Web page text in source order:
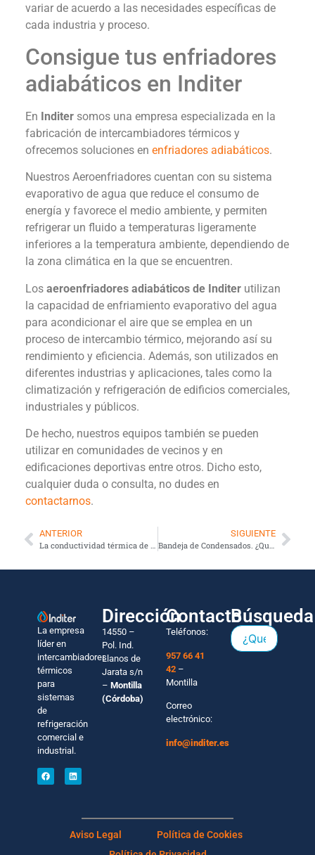
variar de acuerdo a las necesidades específicas de
cada industria y proceso.
Consigue tus enfriadores
adiabáticos en Inditer
En Inditer somos una empresa especializada en la
fabricación de intercambiadores térmicos y
ofrecemos soluciones en enfriadores adiabáticos.
Nuestros Aeroenfriadores cuentan con su sistema
evaporativo de agua que reduce el consumo de
energía y favorece el medio ambiente, y permiten
refrigerar un fluido a temperaturas ligeramente
inferiores a la temperatura ambiente, dependiendo de
la zona climática en la que se encuentren.
Los aeroenfriadores adiabáticos de Inditer utilizan
la capacidad de enfriamiento evaporativo del agua
para acondicionar el aire que se emplea en un
proceso de intercambio térmico, mejorando así su
rendimiento y eficiencia. Además, son utilizados en
diferentes industrias y aplicaciones, tales como la
climatización y refrigeración de edificios comerciales,
industriales y públicos.
De hecho, nuestros equipos también se pueden
utilizar en comunidades de vecinos y en
edificaciones deportivas entre otros. Dicho esto,
cualquier duda o consulta, no dudes en
contactarnos.
ANTERIOR
La conductividad térmica de los materiales
SIGUIENTE
Bandeja de Condensados. ¿Qué es, para qué sirve?
La empresa
líder en
intercambiadores
térmicos
para
sistemas
de
refrigeración
comercial e
industrial.
Dirección
14550 –
Pol. Ind.
Llanos de
Jarata s/n
– Montilla
(Córdoba)
Contacto
Teléfonos:
957 66 41
42 –
Montilla
Correo
electrónico:
info@inditer.es
Búsqueda
Aviso Legal
Política de Cookies